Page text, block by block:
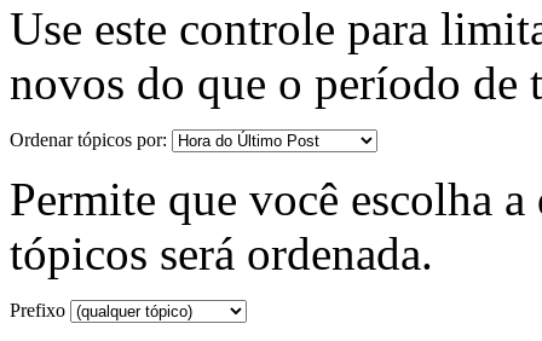
Use este controle para
novos do que o período de
Ordenar tópicos por:
Permite que você escolha
tópicos será ordenada.
Prefixo